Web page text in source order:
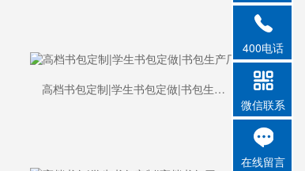
高档书包定制|学生书包定做|书包生产厂
400电话
微信联系
在线留言